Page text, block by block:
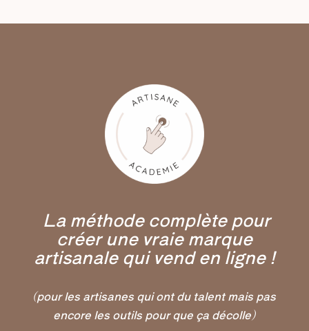
La méthode complète pour
créer une vraie marque
artisanale qui vend en ligne !
(pour les artisanes qui ont du talent mais pas
encore les outils pour que ça décolle)